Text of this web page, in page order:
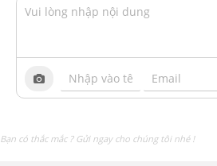
Bạn có thắc mắc ? Gửi ngay cho chúng tôi nhé !